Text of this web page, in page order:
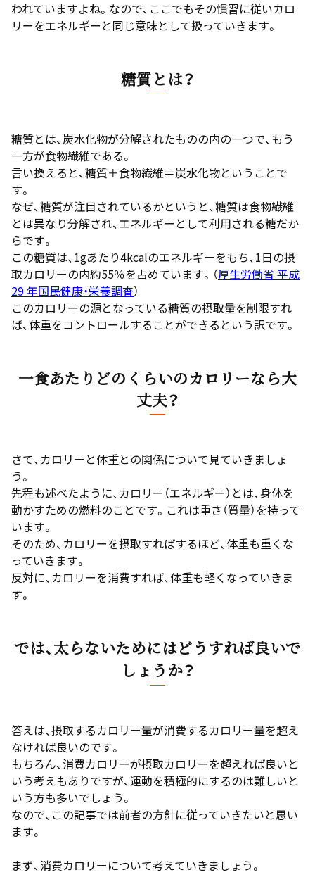
われていますよね。なので、ここでもその慣習に従いカロ
リーをエネルギーと同じ意味として扱っていきます。
糖質とは？
糖質とは、炭水化物が分解されたものの内の一つで、もう
一方が食物繊維である。
言い換えると、糖質＋食物繊維＝炭水化物ということで
す。
なぜ、糖質が注目されているかというと、糖質は食物繊維
とは異なり分解され、エネルギーとして利用される糖だか
らです。
この糖質は、1gあたり4kcalのエネルギーをもち、1日の摂
取カロリーの内約55％を占めています。（厚生労働省 平成
29 年国民健康・栄養調査）
このカロリーの源となっている糖質の摂取量を制限すれ
ば、体重をコントロールすることができるという訳です。
一食あたりどのくらいのカロリーなら大
丈夫？
さて、カロリーと体重との関係について見ていきましょ
う。
先程も述べたように、カロリー（エネルギー）とは、身体を
動かすための燃料のことです。これは重さ（質量）を持って
います。
そのため、カロリーを摂取すればするほど、体重も重くな
っていきます。
反対に、カロリーを消費すれば、体重も軽くなっていきま
す。
では、太らないためにはどうすれば良いで
しょうか？
答えは、摂取するカロリー量が消費するカロリー量を超え
なければ良いのです。
もちろん、消費カロリーが摂取カロリーを超えれば良いと
いう考えもありですが、運動を積極的にするのは難しいと
いう方も多いでしょう。
なので、この記事では前者の方針に従っていきたいと思い
ます。
まず、消費カロリーについて考えていきましょう。